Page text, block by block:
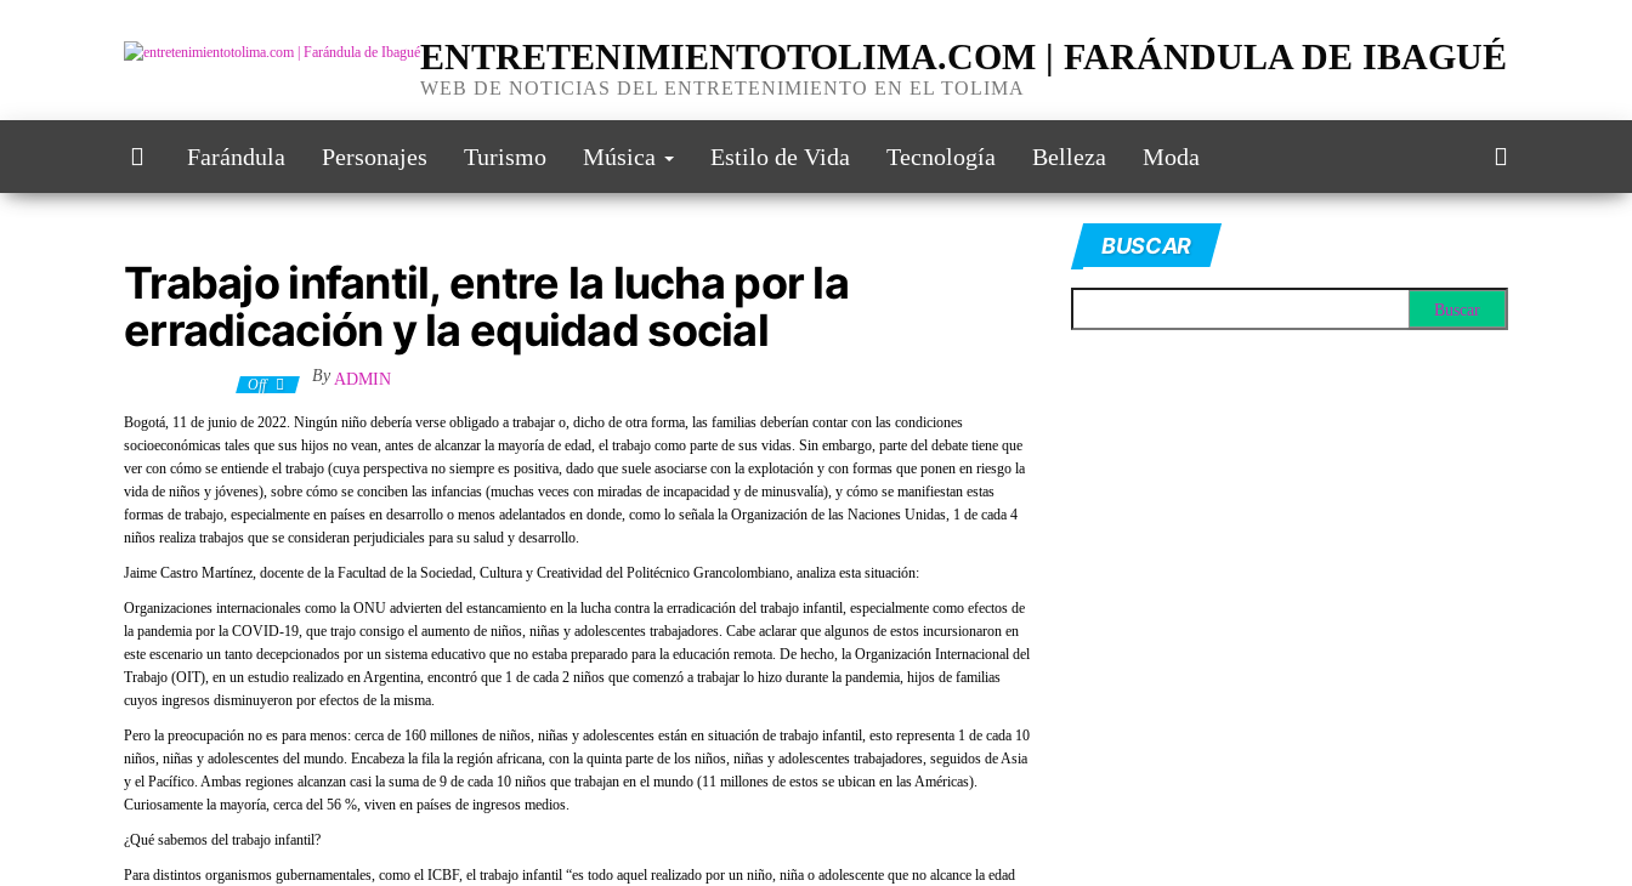
ENTRETENIMIENTOTOLIMA.COM | FARÁNDULA DE IBAGUÉ
WEB DE NOTICIAS DEL ENTRETENIMIENTO EN EL TOLIMA
Farándula Personajes Turismo Música Estilo de Vida Tecnología Belleza Moda
Trabajo infantil, entre la lucha por la
erradicación y la equidad social
Off By ADMIN
Bogotá, 11 de junio de 2022. Ningún niño debería verse obligado a trabajar o, dicho de otra forma, las familias deberían contar con las condiciones
socioeconómicas tales que sus hijos no vean, antes de alcanzar la mayoría de edad, el trabajo como parte de sus vidas. Sin embargo, parte del debate tiene que
ver con cómo se entiende el trabajo (cuya perspectiva no siempre es positiva, dado que suele asociarse con la explotación y con formas que ponen en riesgo la
vida de niños y jóvenes), sobre cómo se conciben las infancias (muchas veces con miradas de incapacidad y de minusvalía), y cómo se manifiestan estas
formas de trabajo, especialmente en países en desarrollo o menos adelantados en donde, como lo señala la Organización de las Naciones Unidas, 1 de cada 4
niños realiza trabajos que se consideran perjudiciales para su salud y desarrollo.
Jaime Castro Martínez, docente de la Facultad de la Sociedad, Cultura y Creatividad del Politécnico Grancolombiano, analiza esta situación:
Organizaciones internacionales como la ONU advierten del estancamiento en la lucha contra la erradicación del trabajo infantil, especialmente como efectos de
la pandemia por la COVID-19, que trajo consigo el aumento de niños, niñas y adolescentes trabajadores. Cabe aclarar que algunos de estos incursionaron en
este escenario un tanto decepcionados por un sistema educativo que no estaba preparado para la educación remota. De hecho, la Organización Internacional del
Trabajo (OIT), en un estudio realizado en Argentina, encontró que 1 de cada 2 niños que comenzó a trabajar lo hizo durante la pandemia, hijos de familias
cuyos ingresos disminuyeron por efectos de la misma.
Pero la preocupación no es para menos: cerca de 160 millones de niños, niñas y adolescentes están en situación de trabajo infantil, esto representa 1 de cada 10
niños, niñas y adolescentes del mundo. Encabeza la fila la región africana, con la quinta parte de los niños, niñas y adolescentes trabajadores, seguidos de Asia
y el Pacífico. Ambas regiones alcanzan casi la suma de 9 de cada 10 niños que trabajan en el mundo (11 millones de estos se ubican en las Américas).
Curiosamente la mayoría, cerca del 56 %, viven en países de ingresos medios.
¿Qué sabemos del trabajo infantil?
Para distintos organismos gubernamentales, como el ICBF, el trabajo infantil “es todo aquel realizado por un niño, niña o adolescente que no alcance la edad
BUSCAR